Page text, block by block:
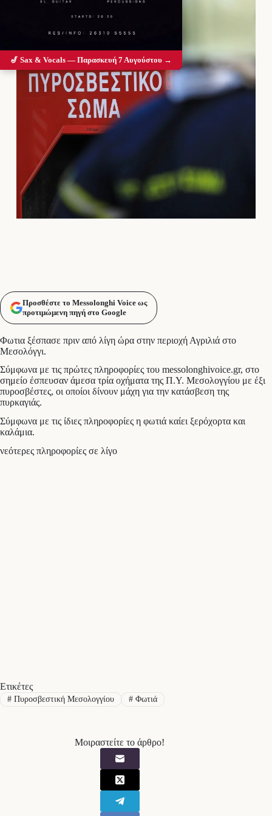
Προσθέστε το Messolonghi Voice ως
προτιμώμενη πηγή στο Google
Φωτια ξέσπασε πριν από λίγη ώρα στην περιοχή Αγριλιά στο
Μεσολόγγι.
Σύμφωνα με τις πρώτες πληροφορίες του messolonghivoice.gr, στο
σημείο έσπευσαν άμεσα τρία οχήματα της Π.Υ. Μεσολογγίου με έξι
πυροσβέστες, οι οποίοι δίνουν μάχη για την κατάσβεση της
πυρκαγιάς.
Σύμφωνα με τις ίδιες πληροφορίες η φωτιά καίει ξερόχορτα και
καλάμια.
νεότερες πληροφορίες σε λίγο
Ετικέτες
#Πυροσβεστική Μεσολογγίου #Φωτιά
Μοιραστείτε το άρθρο!
🎷 Sax & Vocals — Παρασκευή 7 Αυγούστου →